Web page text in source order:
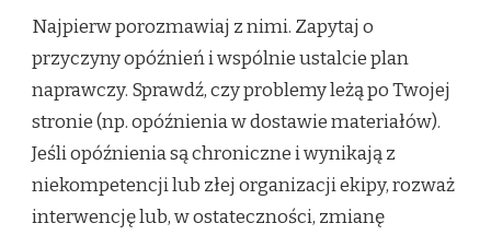
Najpierw porozmawiaj z nimi. Zapytaj o
przyczyny opóźnień i wspólnie ustalcie plan
naprawczy. Sprawdź, czy problemy leżą po Twojej
stronie (np. opóźnienia w dostawie materiałów).
Jeśli opóźnienia są chroniczne i wynikają z
niekompetencji lub złej organizacji ekipy, rozważ
interwencję lub, w ostateczności, zmianę